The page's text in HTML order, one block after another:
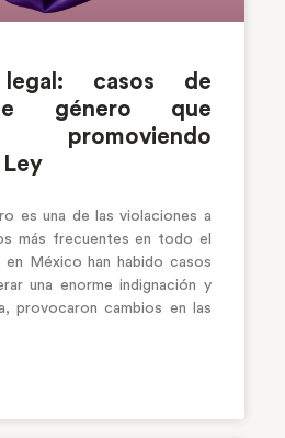
legal: casos de
género que
promoviendo
Ley
es una de las violaciones a
más frecuentes en todo el
en México han habido casos
una enorme indignación y
provocaron cambios en las